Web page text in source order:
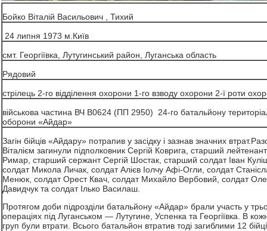
Бойко Віталій Васильович , Тихий
24 липня 1973 м.Київ
смт. Георгіївка, Лутугинський район, Луганська область
Рядовий
стрілець 2-го відділення охорони 1-го взводу охорони 2-ї роти
військова частина ВЧ В0624 (ПП 2950) 24-го батальйону
оборони «Айдар»
Загін бійців «Айдару» потрапив у засідку і зазнав значних
Віталієм загинули підполковник Сергій Коврига, старший лейтенант
Римар, старший сержант Сергій Шостак, старший солдат Іван
солдат Микола Личак, солдат Алієв Іолчу Афі-Огли, солдат
Менюк, солдат Орест Квач, солдат Михайло Вербовий, солдат
Давидчук та солдат Ілько Василаш.
Протягом доби підрозділи батальйону «Айдар» брали участь у
операціях під Луганськом — Лутугине, Успенка та Георгіївка. В
груп були втрати. Всього батальйон втратив тоді загиблими 12